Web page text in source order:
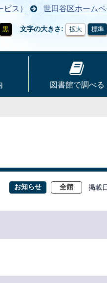
ス） 世田谷区ホーム
黒 文字の大きさ 拡大 標準
図書館で調べる
お知らせ 全館 掲載